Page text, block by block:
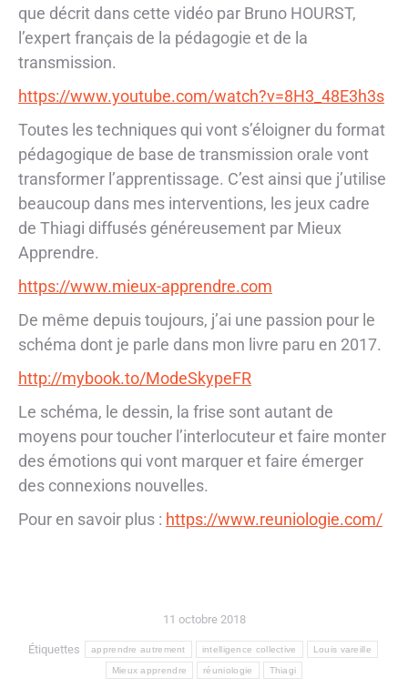
que décrit dans cette vidéo par Bruno HOURST,
l’expert français de la pédagogie et de la
transmission.
https://www.youtube.com/watch?v=8H3_48E3h3s
Toutes les techniques qui vont s’éloigner du format
pédagogique de base de transmission orale vont
transformer l’apprentissage. C’est ainsi que j’utilise
beaucoup dans mes interventions, les jeux cadre
de Thiagi diffusés généreusement par Mieux
Apprendre.
https://www.mieux-apprendre.com
De même depuis toujours, j’ai une passion pour le
schéma dont je parle dans mon livre paru en 2017.
http://mybook.to/ModeSkypeFR
Le schéma, le dessin, la frise sont autant de
moyens pour toucher l’interlocuteur et faire monter
des émotions qui vont marquer et faire émerger
des connexions nouvelles.
Pour en savoir plus : https://www.reuniologie.com/
11 octobre 2018
Étiquettes apprendre autrement intelligence collective Louis vareille
Mieux apprendre réuniologie Thiagi